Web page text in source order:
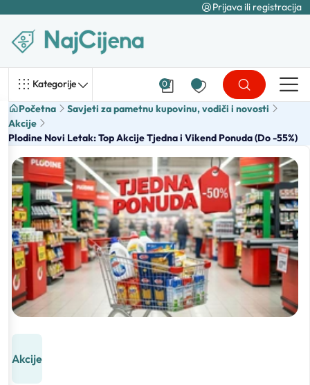
Prijava ili registracija
Kategorije 0
Početna
Savjeti za pametnu kupovinu, vodiči i novosti
Akcije
Plodine Novi Letak: Top Akcije Tjedna i Vikend Ponuda (Do -55%)
Akcije